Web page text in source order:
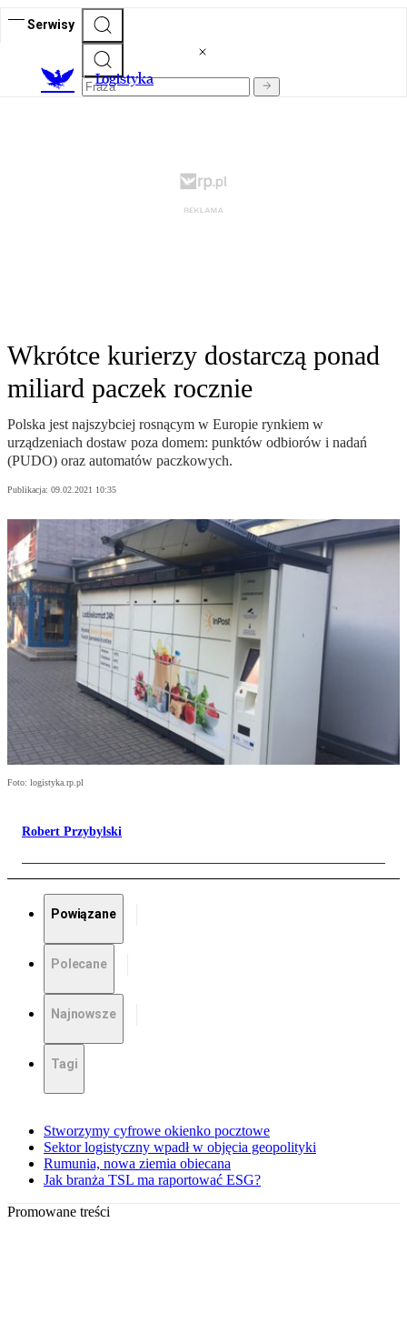
Serwisy
Logistyka
Wkrótce kurierzy dostarczą ponad
miliard paczek rocznie
Polska jest najszybciej rosnącym w Europie rynkiem w
urządzeniach dostaw poza domem: punktów odbiorów i nadań
(PUDO) oraz automatów paczkowych.
Publikacja: 09.02.2021 10:35
Foto: logistyka.rp.pl
Robert Przybylski
Powiązane
Polecane
Najnowsze
Tagi
Stworzymy cyfrowe okienko pocztowe
Sektor logistyczny wpadł w objęcia geopolityki
Rumunia, nowa ziemia obiecana
Jak branża TSL ma raportować ESG?
Promowane treści